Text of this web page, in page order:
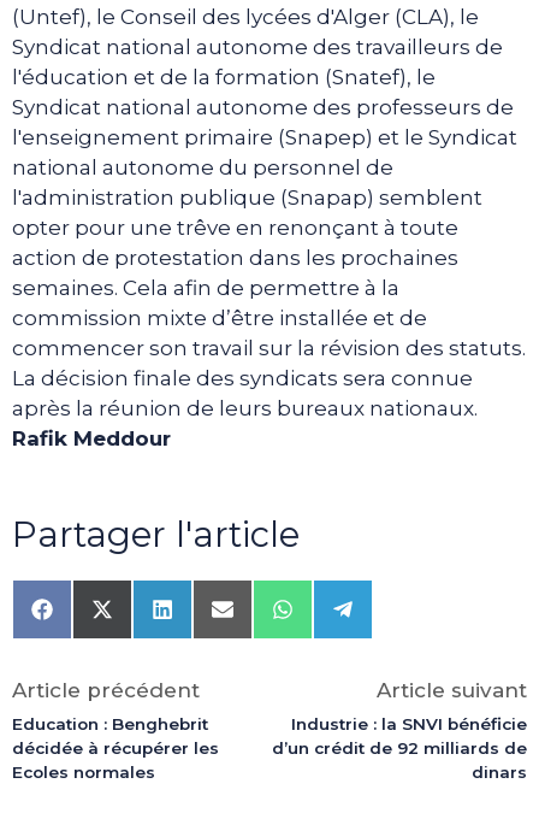
(Untef), le Conseil des lycées d'Alger (CLA), le
Syndicat national autonome des travailleurs de
l'éducation et de la formation (Snatef), le
Syndicat national autonome des professeurs de
l'enseignement primaire (Snapep) et le Syndicat
national autonome du personnel de
l'administration publique (Snapap) semblent
opter pour une trêve en renonçant à toute
action de protestation dans les prochaines
semaines. Cela afin de permettre à la
commission mixte d’être installée et de
commencer son travail sur la révision des statuts.
La décision finale des syndicats sera connue
après la réunion de leurs bureaux nationaux.
Rafik Meddour
Partager l'article
Share
on
Share
on
(Twitter)
Share
on
Share
on
Share
on
Share
on
Article précédent
Education : Benghebrit
décidée à récupérer les
Ecoles normales
Article suivant
Industrie : la SNVI bénéficie
d’un crédit de 92 milliards de
dinars